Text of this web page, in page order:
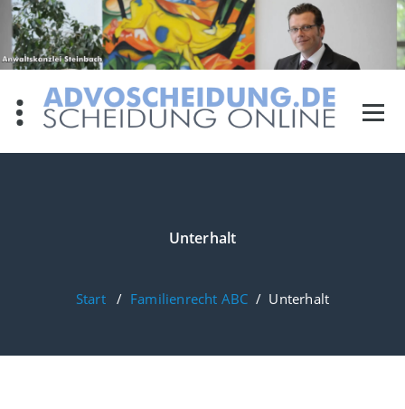
Zum
Inhalt
springen
Unterhalt
Start/ Familienrecht ABC / Unterhalt